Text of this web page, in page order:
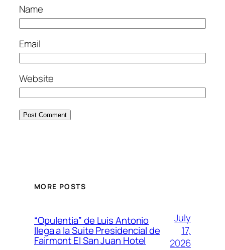
Name
Email
Website
MORE POSTS
“Opulentia” de Luis Antonio
llega a la Suite Presidencial de
Fairmont El San Juan Hotel
July
17,
2026